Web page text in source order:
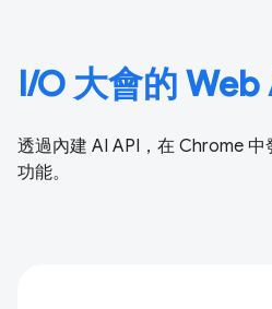
I/O 大會的 Web
透過內建 AI API，在 Chrome
功能。